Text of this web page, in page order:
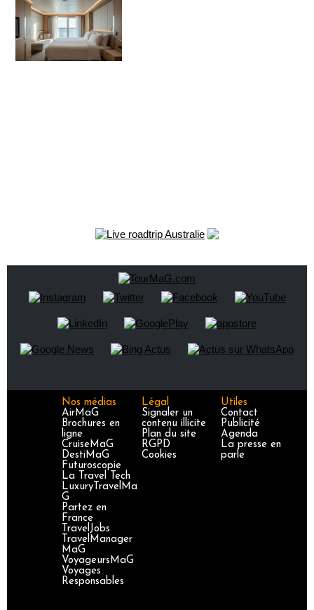
Nos médias
AirMaG
Brochures en
ligne
CruiseMaG
DestiMaG
Futuroscopie
La Travel Tech
LuxuryTravelMa
G
Partez en
France
TravelJobs
TravelManager
MaG
VoyageursMaG
Voyages
Responsables
Légal
Signaler un
contenu illicite
Plan du site
RGPD
Cookies
Utiles
Contact
Publicité
Agenda
La presse en
parle